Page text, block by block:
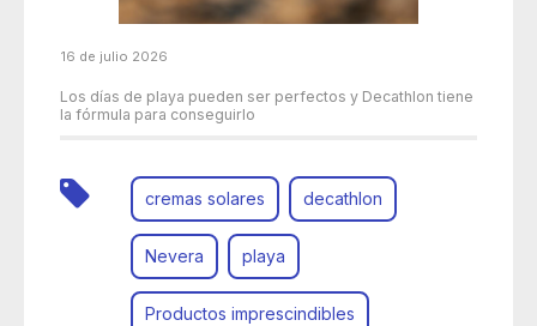
16 de julio 2026
Los días de playa pueden ser perfectos y Decathlon tiene
la fórmula para conseguirlo
cremas solares decathlon
Nevera playa
Productos imprescindibles